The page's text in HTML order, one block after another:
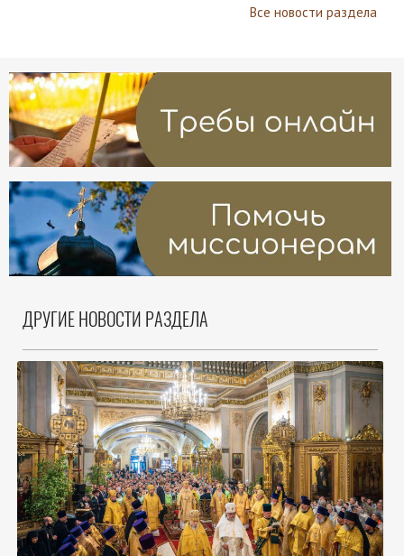
Все новости раздела
ДРУГИЕ НОВОСТИ РАЗДЕЛА